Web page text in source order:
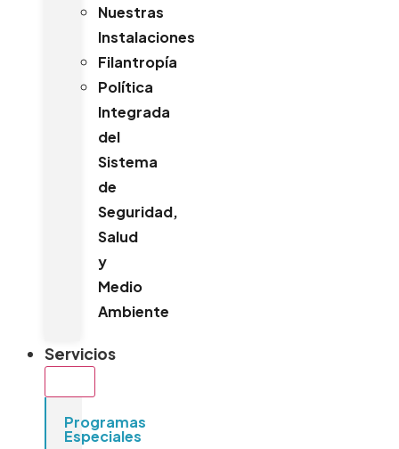
Nuestras
Instalaciones
Filantropía
Política
Integrada
del
Sistema
de
Seguridad,
Salud
y
Medio
Ambiente
Servicios
Programas
Especiales